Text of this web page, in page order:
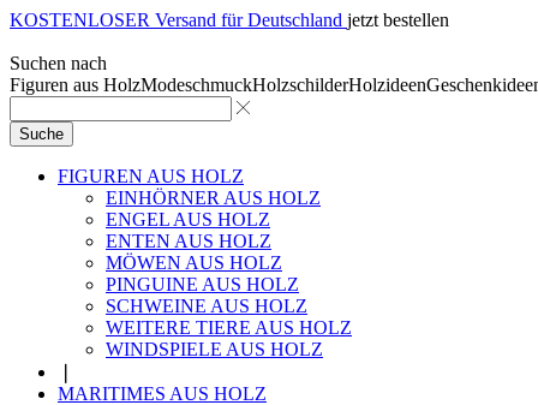
KOSTENLOSER Versand für Deutschland jetzt bestellen
Suchen nach
Figuren aus HolzModeschmuckHolzschilderHolzideen
Suche
FIGUREN AUS HOLZ
EINHÖRNER AUS HOLZ
ENGEL AUS HOLZ
ENTEN AUS HOLZ
MÖWEN AUS HOLZ
PINGUINE AUS HOLZ
SCHWEINE AUS HOLZ
WEITERE TIERE AUS HOLZ
WINDSPIELE AUS HOLZ
MARITIMES AUS HOLZ